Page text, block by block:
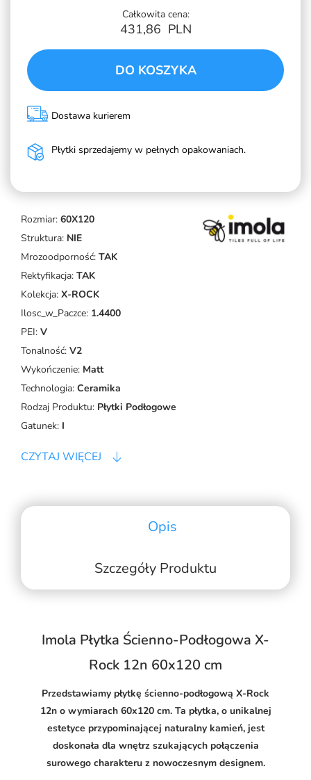
Rozmiar: 60X120
Struktura: NIE
Mrozoodporność: TAK
Rektyfikacja: TAK
Kolekcja: X-ROCK
Ilosc_w_Paczce: 1.4400
PEI: V
Tonalność: V2
Wykończenie: Matt
Technologia: Ceramika
Rodzaj Produktu: Płytki Podłogowe
Gatunek: I
CZYTAJ WIĘCEJ
Całkowita cena:
431,86 PLN
DO KOSZYKA
Dostawa kurierem
Płytki sprzedajemy w pełnych opakowaniach.
Opis
Szczegóły Produktu
Imola Płytka Ścienno-Podłogowa X-
Rock 12n 60x120 cm
Przedstawiamy płytkę ścienno-podłogową X-Rock
12n o wymiarach 60x120 cm. Ta płytka, o unikalnej
estetyce przypominającej naturalny kamień, jest
doskonała dla wnętrz szukających połączenia
surowego charakteru z nowoczesnym designem.